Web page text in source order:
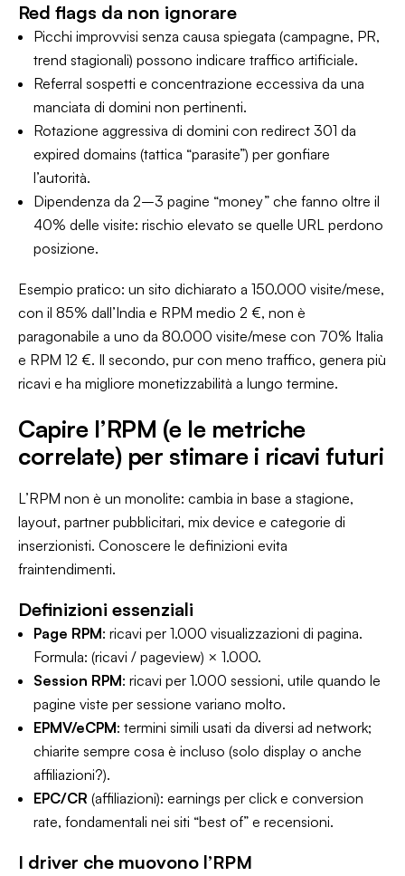
Red flags da non ignorare
Picchi improvvisi senza causa spiegata (campagne, PR,
trend stagionali) possono indicare traffico artificiale.
Referral sospetti e concentrazione eccessiva da una
manciata di domini non pertinenti.
Rotazione aggressiva di domini con redirect 301 da
expired domains (tattica “parasite”) per gonfiare
l’autorità.
Dipendenza da 2–3 pagine “money” che fanno oltre il
40% delle visite: rischio elevato se quelle URL perdono
posizione.
Esempio pratico: un sito dichiarato a 150.000 visite/mese,
con il 85% dall’India e RPM medio 2 €, non è
paragonabile a uno da 80.000 visite/mese con 70% Italia
e RPM 12 €. Il secondo, pur con meno traffico, genera più
ricavi e ha migliore monetizzabilità a lungo termine.
Capire l’RPM (e le metriche
correlate) per stimare i ricavi futuri
L’RPM non è un monolite: cambia in base a stagione,
layout, partner pubblicitari, mix device e categorie di
inserzionisti. Conoscere le definizioni evita
fraintendimenti.
Definizioni essenziali
Page RPM: ricavi per 1.000 visualizzazioni di pagina.
Formula: (ricavi / pageview) × 1.000.
Session RPM: ricavi per 1.000 sessioni, utile quando le
pagine viste per sessione variano molto.
EPMV/eCPM: termini simili usati da diversi ad network;
chiarite sempre cosa è incluso (solo display o anche
affiliazioni?).
EPC/CR (affiliazioni): earnings per click e conversion
rate, fondamentali nei siti “best of” e recensioni.
I driver che muovono l’RPM